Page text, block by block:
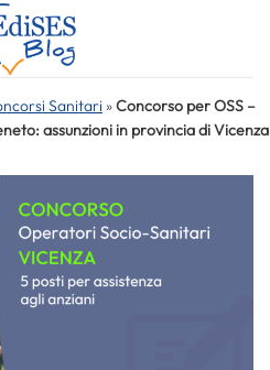
Sanitari »Concorso per OSS –
assunzioni in provincia di Vicenza